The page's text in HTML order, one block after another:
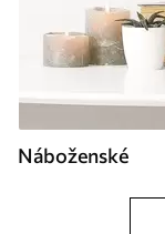
Náboženské